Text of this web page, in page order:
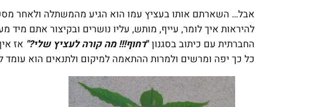
אבל… השארתם אותו בעציץ עמו הוא הגיע מהמשתלה ולאחר
להיראות איך לומר, עייף, מותש, עליו נושרים ובקיצור אתם מיד
החברתית עם כיתוב בסגנון"דחוף!!! מה קורה לעציץ שלי?" אז
כל כך יפה ומרשים ולמרות ההתאמה למיקום ולתנאים הוא עומד